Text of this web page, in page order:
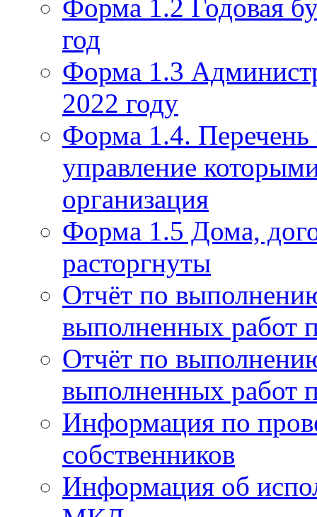
Форма 1.2 Годовая
год
Форма 1.3
2022 году
Форма 1.4.
управление
организация
Форма 1.5 Дома,
расторгнуты
Отчёт по
выполненных работ
Отчёт по
выполненных работ
Информация по
собственников
Информация об